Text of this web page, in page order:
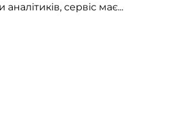
сервіс має...